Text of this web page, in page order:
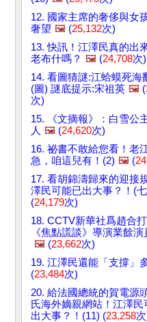
12. 國家主席的奢侈與女
奢望 🖼️ (25,132次)
13. 快訊！江澤民真的出
老布什嗎？ 🖼️ (24,708次)
14. 看圖猜謎:江蛤蟆死海
(圖) 謎底提示:宋祖英 🖼️ (
次)
15. 《文摘報》：白雪公
人 🖼️ (24,620次)
16. 祕書不敢給您看！老
急，咱這兒有！(2) 🖼️ (
17. 看胡錦濤歸來的迎接
澤民可能已出大事？！(
(24,179次)
18. CCTV新華社爲趙合打
《焦點謊談》導演業餘演
🖼️ (23,662次)
19. 江澤民還能「支撐」
(23,484次)
20. 給法國總統的賀電源
氏海外嫡親網站！江澤民
出大事？！(11) (23,258